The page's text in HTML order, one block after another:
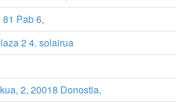
Pab 6,
2 4. solairua
2, 20018 Donostia,